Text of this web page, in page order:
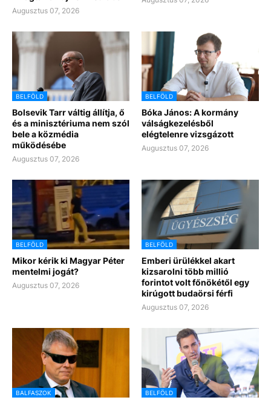
Augusztus 07, 2026
BELFÖLD
Bolsevik Tarr váltig állítja, ő
és a minisztériuma nem szól
bele a közmédia
működésébe
Augusztus 07, 2026
BELFÖLD
Bóka János: A kormány
válságkezelésből
elégtelenre vizsgázott
Augusztus 07, 2026
BELFÖLD
Mikor kérik ki Magyar Péter
mentelmi jogát?
Augusztus 07, 2026
BELFÖLD
Emberi ürülékkel akart
kizsarolni több millió
forintot volt főnökétől egy
kirúgott budaörsi férfi
Augusztus 07, 2026
BALFASZOK BELFÖLD